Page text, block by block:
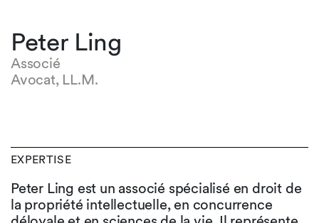
Peter Ling
Associé
Avocat, LL.M.
EXPERTISE
Peter Ling est un associé spécialisé en droit de
la propriété intellectuelle, en concurrence